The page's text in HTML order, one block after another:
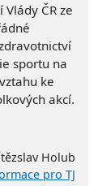
ČR ze
sportu na
ke
akcí.
Holub
pro TJ